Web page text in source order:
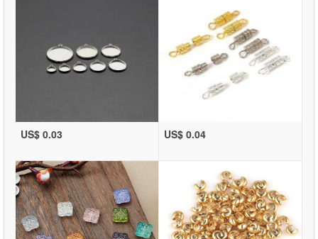
US$ 0.03 US$ 0.04